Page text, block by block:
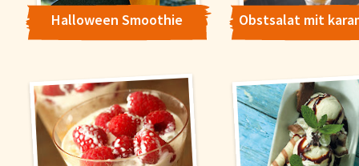
Halloween Smoothie